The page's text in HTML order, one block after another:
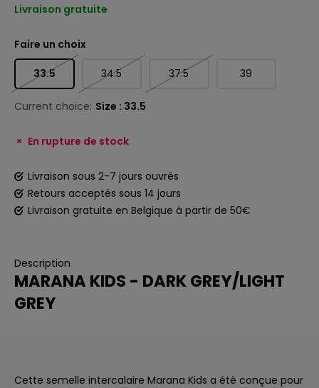
Livraison gratuite
Faire un choix
33.5 34.5 37.5 39
Current choice: Size : 33.5
En rupture de stock
Livraison sous 2-7 jours ouvrés
Retours acceptés sous 14 jours
Livraison gratuite en Belgique à partir de 50€
Description
MARANA KIDS - DARK GREY/LIGHT
GREY
Cette semelle intercalaire Marana Kids a été conçue pour